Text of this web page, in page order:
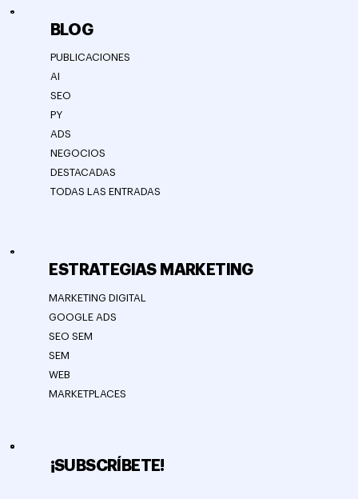
¡SUBSCRÍBETE!
ESTRATEGIAS MARKETING
MARKETING DIGITAL
GOOGLE ADS
SEO SEM
SEM
WEB
MARKETPLACES
BLOG
PUBLICACIONES
AI
SEO
PY
ADS
NEGOCIOS
DESTACADAS
TODAS LAS ENTRADAS